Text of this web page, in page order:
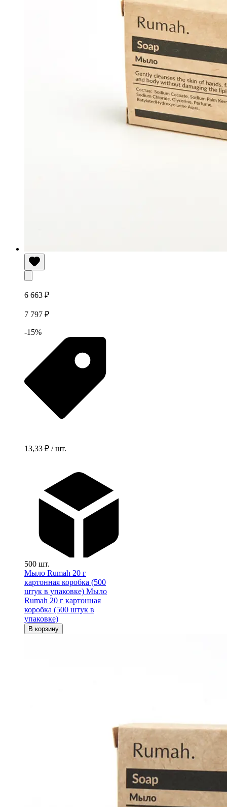
6 663 ₽
7 797 ₽
-15%
13,33 ₽ / шт.
500 шт.
Мыло Rumah 20 г
картонная коробка (500
штук в упаковке) Мыло
Rumah 20 г картонная
коробка (500 штук в
упаковке)
В корзину